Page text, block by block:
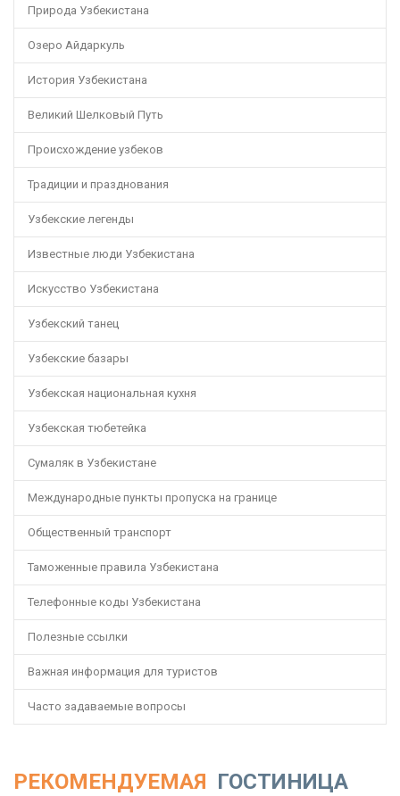
Природа Узбекистана
Озеро Айдаркуль
История Узбекистана
Великий Шелковый Путь
Происхождение узбеков
Традиции и празднования
Узбекские легенды
Известные люди Узбекистана
Искусство Узбекистана
Узбекский танец
Узбекские базары
Узбекская национальная кухня
Узбекская тюбетейка
Сумаляк в Узбекистане
Международные пункты пропуска на границе
Общественный транспорт
Таможенные правила Узбекистана
Телефонные коды Узбекистана
Полезные ссылки
Важная информация для туристов
Часто задаваемые вопросы
РЕКОМЕНДУЕМАЯ ГОСТИНИЦА